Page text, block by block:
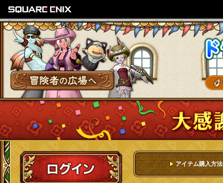
冒険者の広場へ
ログイン
アイテム購入方法